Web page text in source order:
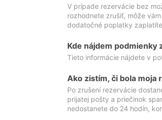
V prípade rezervácie bez
rozhodnete zrušiť, môže
dodatočné poplatky
Kde nájdem podmienky
Tieto informácie nájdete v
Ako zistím, či bola moja
Po zrušení rezervácie
prijatej pošty a priečinok
nedostanete do 24 hodín,